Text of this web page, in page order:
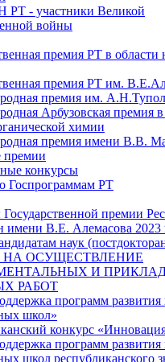
РТ - участники Великой
войны
премия РТ в области
премия РТ им.
премия им.
Арбузовская премия в
химии
премия имени В.В.
конкурсы
Госпрограммам РТ
Государственной премии
имени В.Е. Алемасова 2023
наук
НА ОСУЩЕСТВЛЕНИЕ
И
РАБОТ
программ развития
школ»
конкурс
программ развития
школ республиканского